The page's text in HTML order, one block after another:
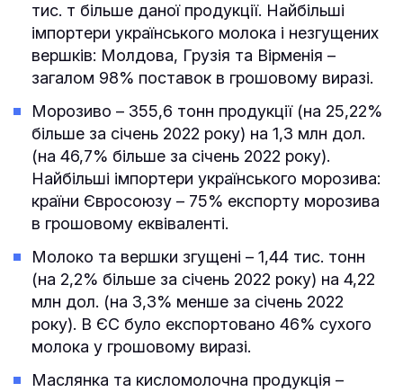
тис. т більше даної продукції. Найбільші
імпортери українського молока і незгущених
вершків: Молдова, Грузія та Вірменія –
загалом 98% поставок в грошовому виразі.
Морозиво – 355,6 тонн продукції (на 25,22%
більше за січень 2022 року) на 1,3 млн дол.
(на 46,7% більше за січень 2022 року).
Найбільші імпортери українського морозива:
країни Євросоюзу – 75% експорту морозива
в грошовому еквіваленті.
Молоко та вершки згущені – 1,44 тис. тонн
(на 2,2% більше за січень 2022 року) на 4,22
млн дол. (на 3,3% менше за січень 2022
року). В ЄС було експортовано 46% сухого
молока у грошовому виразі.
Маслянка та кисломолочна продукція –